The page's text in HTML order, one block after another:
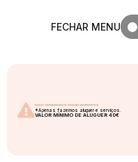
FECHAR MENU
NÃO VENDEMOS EQUIPAMENTOS
*Apenas fazemos aluguer e serviços.
VALOR MÍNIMO DE ALUGUER 40€